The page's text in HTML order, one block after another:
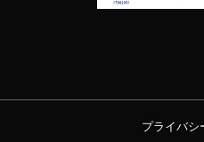
プライバシ